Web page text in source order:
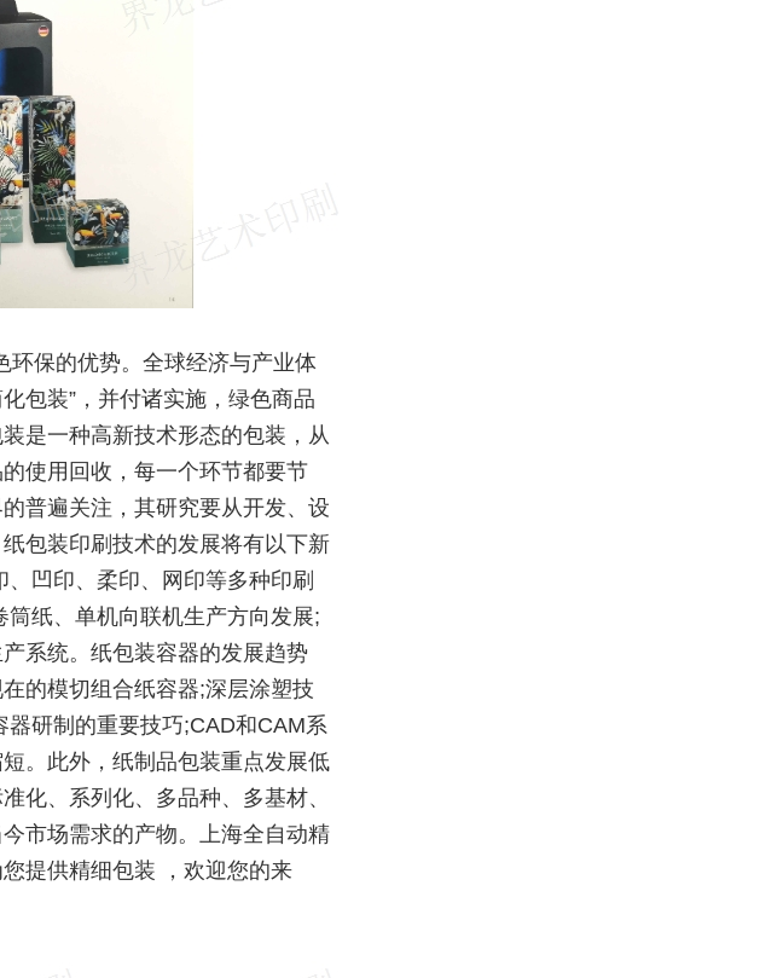
环保的优势。全球经济与产业体
包装”，并付诸实施，绿色商品
是一种高新技术形态的包装，从
使用回收，每一个环节都要节
普遍关注，其研究要从开发、设
包装印刷技术的发展将有以下新
凹印、柔印、网印等多种印刷
纸、单机向联机生产方向发展;
系统。纸包装容器的发展趋势
的模切组合纸容器;深层涂塑技
研制的重要技巧;CAD和CAM系
。此外，纸制品包装重点发展低
化、系列化、多品种、多基材、
市场需求的产物。上海全自动精
提供精细包装 ，欢迎您的来